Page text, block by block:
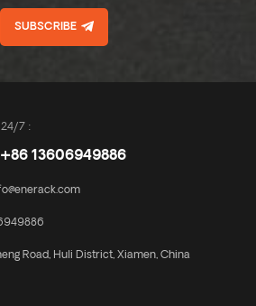
SUBSCRIBE
24/7 :
13606949886
Road, Huli District, Xiamen, China